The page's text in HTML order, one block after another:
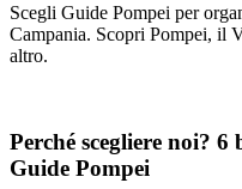
Scegli Guide Pompei per
Campania. Scopri Pompei, il
altro.
Perché scegliere noi? 6
Guide Pompei